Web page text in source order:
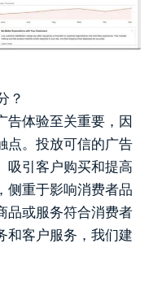
？
告体验至关重要，因
点。投放可信的广告
吸引客户购买和提高
侧重于影响消费者品
品或服务符合消费者
和客户服务，我们建